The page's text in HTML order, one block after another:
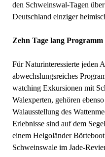
den Schweinswal-Tagen
Deutschland einziger
Zehn Tage lang Programm
Für Naturinteressierte jeden
abwechslungsreiches
watching Exkursionen mit
Walexperten, gehören
Walausstellung des
Erlebnisse sind auf dem
einem Helgoländer
Schweinswale im Jade-